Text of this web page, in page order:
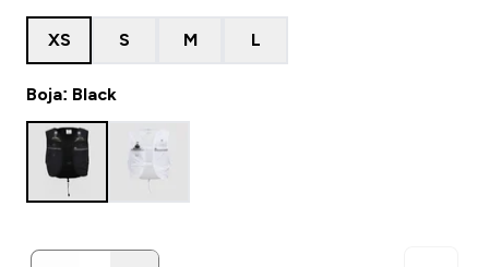
XS S M L
Boja: Black